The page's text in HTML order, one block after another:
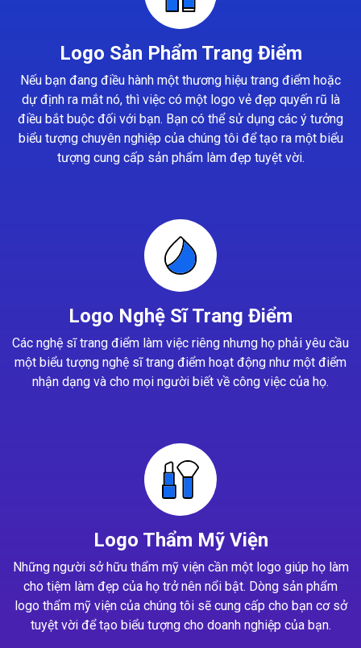
Logo Sản Phẩm Trang Điểm
Nếu bạn đang điều hành một thương hiệu trang điểm hoặc
dự định ra mắt nó, thì việc có một logo vẻ đẹp quyến rũ là
điều bắt buộc đối với bạn. Bạn có thể sử dụng các ý tưởng
biểu tượng chuyên nghiệp của chúng tôi để tạo ra một biểu
tượng cung cấp sản phẩm làm đẹp tuyệt vời.
Logo Nghệ Sĩ Trang Điểm
Các nghệ sĩ trang điểm làm việc riêng nhưng họ phải yêu cầu
một biểu tượng nghệ sĩ trang điểm hoạt động như một điểm
nhận dạng và cho mọi người biết về công việc của họ.
Logo Thẩm Mỹ Viện
Những người sở hữu thẩm mỹ viện cần một logo giúp họ làm
cho tiệm làm đẹp của họ trở nên nổi bật. Dòng sản phẩm
logo thẩm mỹ viện của chúng tôi sẽ cung cấp cho bạn cơ sở
tuyệt vời để tạo biểu tượng cho doanh nghiệp của bạn.